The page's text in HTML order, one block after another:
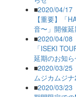
■2020/04/17
【重要】「
音〜」開催
■2020/04/08
「ISEKI
延期のお知
■2020/03/25
ムジカムジ
■2020/03/23